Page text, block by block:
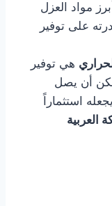
مواد العزل
على توفير
هي توفير
أن يصل
استثماراً
العربية